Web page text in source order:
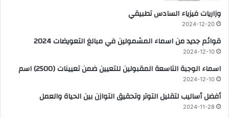
وزاريات فيزياء السادس تطبيقي
2024-12-20
قوائم جديد من اسماء المشمولين في مبالغ التعويضات 2024
2024-12-10
اسماء الوجبة التاسعة المقبولين للتعيين ضمن تعيينات (2500) اسم
2024-12-10
أفضل أساليب لتقليل التوتر وتحقيق التوازن بين الحياة والعمل
2024-11-28